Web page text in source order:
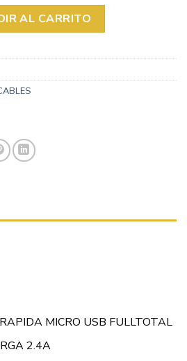
1095 cantidad
AL CARRITO
MICRO USB FULLTOTAL
2.4A